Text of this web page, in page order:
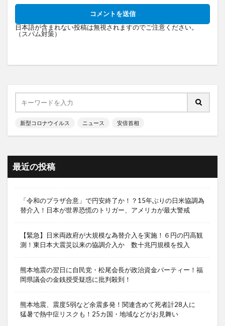
日本語が含まれない投稿は無視されますのでご注意ください。
（スパム対策）
新型コロナウイルス ニュース 安倍首相
最近の投稿
「令和のプラザ合意」で円安終了か！？15年ぶりの日米協調為
替介入！日本が世界恐慌のトリガー、アメリカが最大警戒
【緊急】日米両政府が大規模な為替介入を実施！６円の円高観
測！東日本大震災以来の協調介入か 数十兆円規模を投入
熊本地震の翌日に自民党・松尾会長が政治資金パーティー！福
岡県議会の金銭授受疑惑に批判殺到！
熊本地震、震度5弱など余震多発！関連含めて死者計28人に
猛暑で熱中症リスクも！25カ国・地域などがお見舞い